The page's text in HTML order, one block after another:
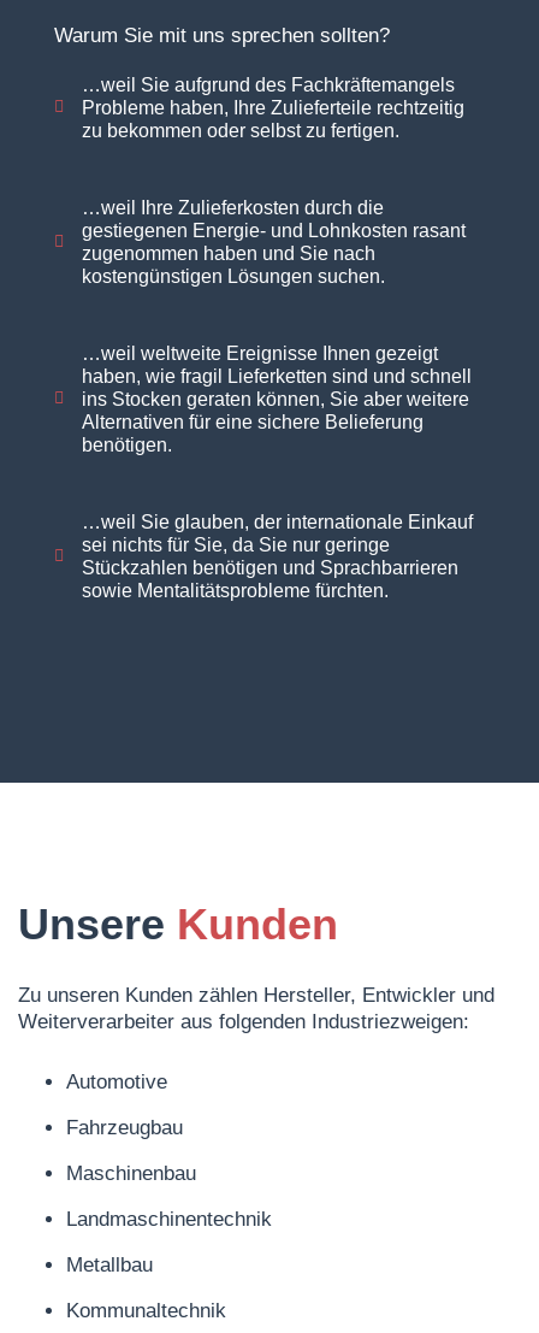
Warum Sie mit uns sprechen sollten?
…weil Sie aufgrund des Fachkräftemangels
Probleme haben, Ihre Zulieferteile rechtzeitig
zu bekommen oder selbst zu fertigen.
…weil Ihre Zulieferkosten durch die
gestiegenen Energie- und Lohnkosten rasant
zugenommen haben und Sie nach
kostengünstigen Lösungen suchen.
…weil weltweite Ereignisse Ihnen gezeigt
haben, wie fragil Lieferketten sind und schnell
ins Stocken geraten können, Sie aber weitere
Alternativen für eine sichere Belieferung
benötigen.
…weil Sie glauben, der internationale Einkauf
sei nichts für Sie, da Sie nur geringe
Stückzahlen benötigen und Sprachbarrieren
sowie Mentalitätsprobleme fürchten.
Unsere Kunden
Zu unseren Kunden zählen Hersteller, Entwickler und
Weiterverarbeiter aus folgenden Industriezweigen:
Automotive
Fahrzeugbau
Maschinenbau
Landmaschinentechnik
Metallbau
Kommunaltechnik